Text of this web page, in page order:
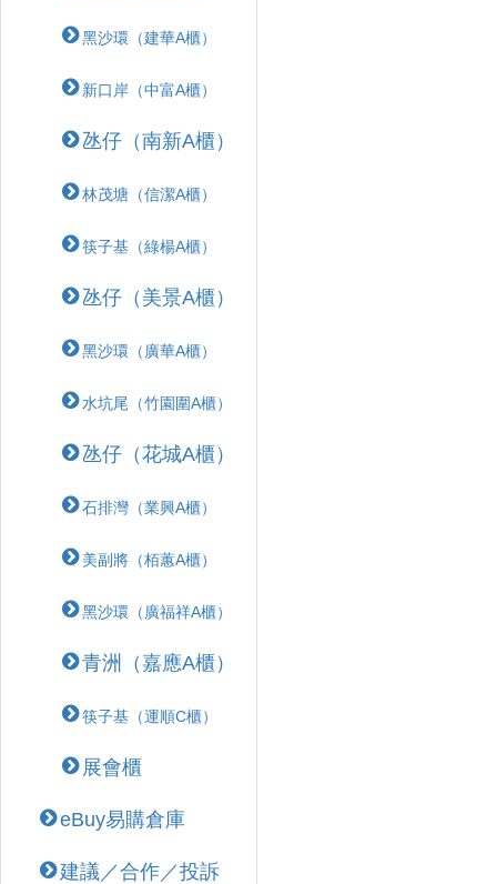
黑沙環（建華A櫃）
新口岸（中富A櫃）
氹仔（南新A櫃）
林茂塘（信潔A櫃）
筷子基（綠楊A櫃）
氹仔（美景A櫃）
黑沙環（廣華A櫃）
水坑尾（竹園圍A櫃）
氹仔（花城A櫃）
石排灣（業興A櫃）
美副將（栢蕙A櫃）
黑沙環（廣福祥A櫃）
青洲（嘉應A櫃）
筷子基（運順C櫃）
展會櫃
eBuy易購倉庫
建議／合作／投訴